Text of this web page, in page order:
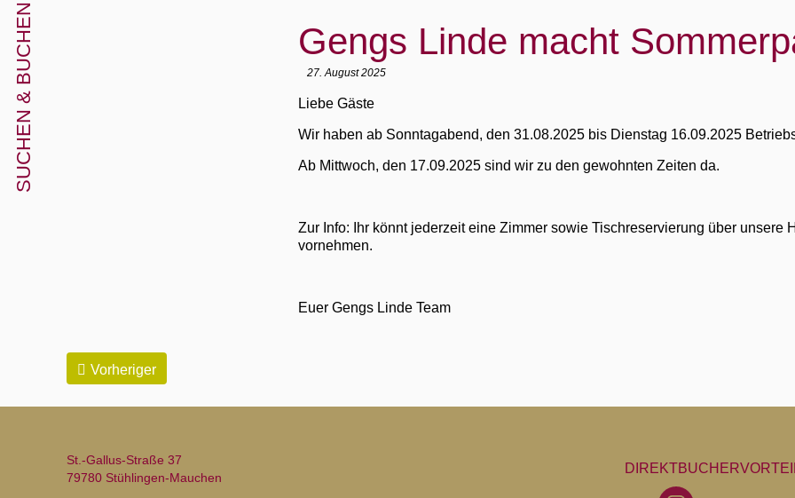
Gengs Linde macht
27. August 2025
Liebe Gäste
Wir haben ab Sonntagabend, den 31.08.2025 bis Dienstag 16.09.2025
Ab Mittwoch, den 17.09.2025 sind wir zu den gewohnten Zeiten da.
Zur Info: Ihr könnt jederzeit eine Zimmer sowie Tischreservierung über unsere
vornehmen.
Euer Gengs Linde Team
Vorheriger
St.-Gallus-Straße 37
79780 Stühlingen-Mauchen
SUCHEN & BUCHEN